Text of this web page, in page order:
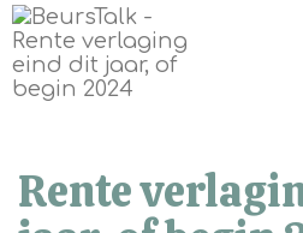
Rente